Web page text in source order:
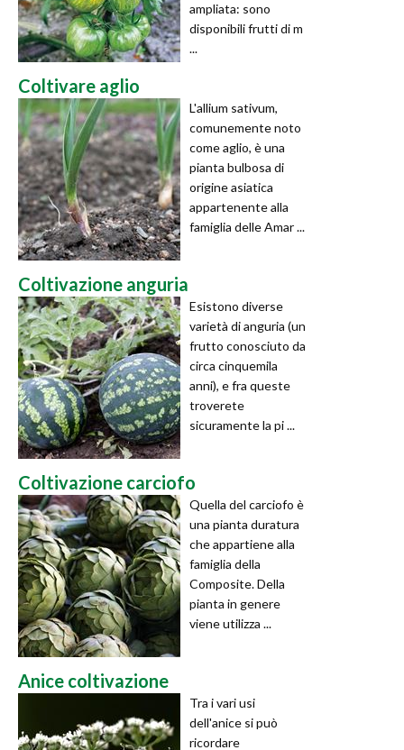
ampliata: sono
disponibili frutti di m
...
Coltivare aglio
L'allium sativum,
comunemente noto
come aglio, è una
pianta bulbosa di
origine asiatica
appartenente alla
famiglia delle Amar ...
Coltivazione anguria
Esistono diverse
varietà di anguria (un
frutto conosciuto da
circa cinquemila
anni), e fra queste
troverete
sicuramente la pi ...
Coltivazione carciofo
Quella del carciofo è
una pianta duratura
che appartiene alla
famiglia della
Composite. Della
pianta in genere
viene utilizza ...
Anice coltivazione
Tra i vari usi
dell'anice si può
ricordare